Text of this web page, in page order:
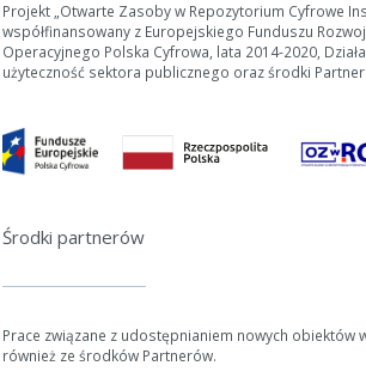
W zależności od ilości danych do
Jeśli generowanie trwa zbyt długo
Projekt „Otwarte Zasoby w Repozytorium Cyfrowe
współfinansowany z Europejskiego Funduszu
Operacyjnego Polska Cyfrowa, lata 2014-2020,
użyteczność sektora publicznego oraz środki
Środki partnerów
Prace związane z udostępnianiem nowych obiektów
również ze środków Partnerów.